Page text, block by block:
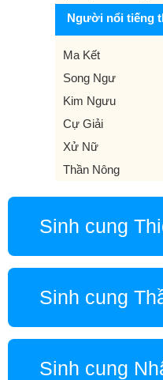
Người nổi tiếng
Ma Kết
Song Ngư
Kim Ngưu
Cự Giải
Xử Nữ
Thần Nông
Sinh cung
Sinh cung
Sinh cung